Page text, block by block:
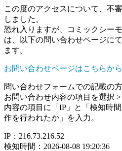
この度のアクセスについて、不
しました。
恐れ入りますが、コミックシー
は、以下の問い合わせページに
ます。
お問い合わせページはこちらか
問い合わせフォームでの記載の
お問い合わせ内容の項目を選択
内容の項目に「IP」と「検知時
作を行われたか」を入力。
IP：216.73.216.52
検知時間：2026-08-08 19:20:36